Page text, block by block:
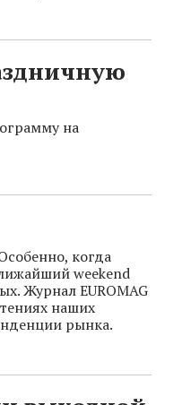
на
когда
weekend
Журнал EUROMAG
наших
рынка.